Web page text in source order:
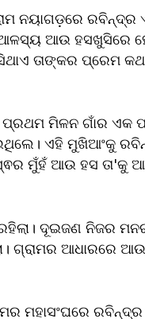
ନୟାଗଡ଼ରେ ରବିନ୍ଦ୍ର
ଆଉ ହସଖୁସିରେ
ତାଙ୍କର ପ୍ରେମ
ମିଳନ ଗାଁର ଏକ
ଏହି ମୁଖିଆଂକୁ
ମୁଁହଁ ଆଉ ହସ ତା'କୁ
ରହିଲା। ଦୂଇଜଣ ନିଜର
ଗ୍ରାମର ଆଧାରରେ
ମହାସଂଘରେ